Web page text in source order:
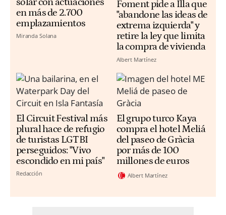
en más de 2.700
emplazamientos
Miranda Solana
Foment pide a Illa que
"abandone las ideas de
extrema izquierda" y
retire la ley que limita
la compra de vivienda
Albert Martínez
El Circuit Festival más
plural hace de refugio
de turistas LGTBI
perseguidos: "Vivo
escondido en mi país"
Redacción
El grupo turco Kaya
compra el hotel Meliá
del paseo de Gràcia
por más de 100
millones de euros
Albert Martínez